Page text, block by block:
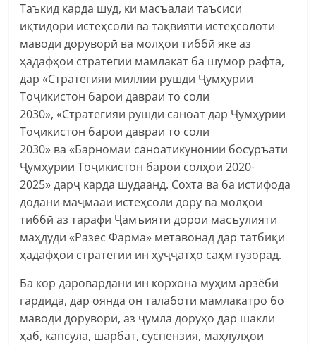
Таъкид карда шуд, ки масъалаи таъсиси
иқтидори истеҳсолӣ ва тақвияти истеҳсолоти
маводи доруворӣ ва молҳои тиббӣ яке аз
ҳадафҳои стратегии мамлакат ба шумор рафта,
дар «Стратегияи миллии рушди Ҷумҳурии
Тоҷикистон барои давраи то соли
2030», «Стратегияи рушди саноат дар Ҷумҳурии
Тоҷикистон барои давраи то соли
2030» ва «Барномаи саноатикунонии босуръати
Ҷумҳурии Тоҷикистон барои солҳои 2020-
2025» дарҷ карда шудаанд. Сохта ва ба истифода
додани маҷмааи истеҳсоли дору ва молҳои
тиббӣ аз тарафи Ҷамъияти дорои масъулияти
маҳдуди «Разес Фарма» метавонад дар татбиқи
ҳадафҳои стратегии ин ҳуҷҷатҳо саҳм гузорад.
Ба кор даровардани ин корхона муҳим арзёбӣ
гардида, дар оянда он талаботи мамлакатро бо
маводи доруворӣ, аз ҷумла доруҳо дар шакли
ҳаб, капсула, шарбат, суспензия, маҳлулҳои